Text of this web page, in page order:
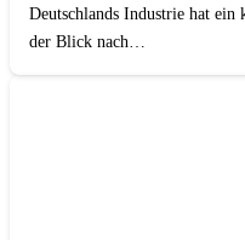
Deutschlands Industrie hat
der Blick nach…